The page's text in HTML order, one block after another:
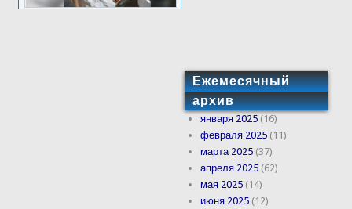
Ежемесячный
архив
января 2025 (16)
февраля 2025 (11)
марта 2025 (37)
апреля 2025 (62)
мая 2025 (14)
июня 2025 (12)